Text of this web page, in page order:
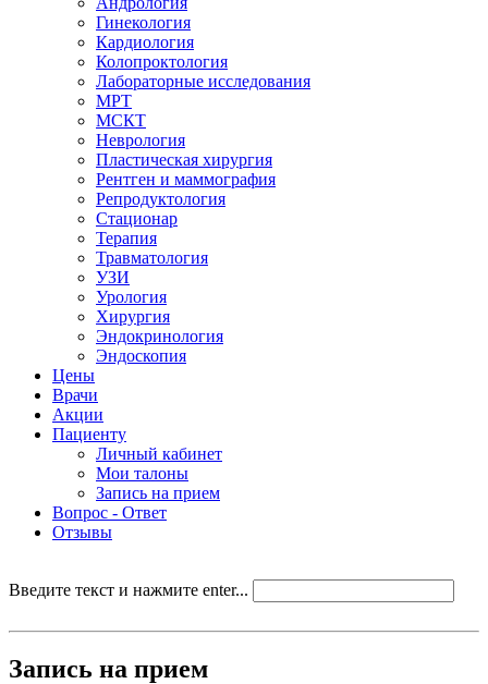
Гинекология
Кардиология
Колопроктология
Лабораторные исследования
МРТ
МСКТ
Неврология
Пластическая хирургия
Рентген и маммография
Репродуктология
Стационар
Терапия
Травматология
УЗИ
Урология
Хирургия
Эндокринология
Эндоскопия
Цены
Врачи
Акции
Пациенту
Личный кабинет
Мои талоны
Запись на прием
Вопрос - Ответ
Отзывы
Введите текст и нажмите enter...
Запись на прием